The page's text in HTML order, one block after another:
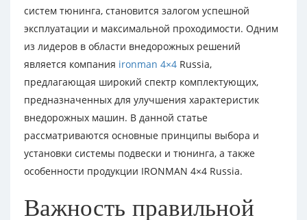
систем тюнинга, становится залогом успешной
эксплуатации и максимальной проходимости. Одним
из лидеров в области внедорожных решений
является компания ironman 4×4 Russia,
предлагающая широкий спектр комплектующих,
предназначенных для улучшения характеристик
внедорожных машин. В данной статье
рассматриваются основные принципы выбора и
установки системы подвески и тюнинга, а также
особенности продукции IRONMAN 4×4 Russia.
Важность правильной